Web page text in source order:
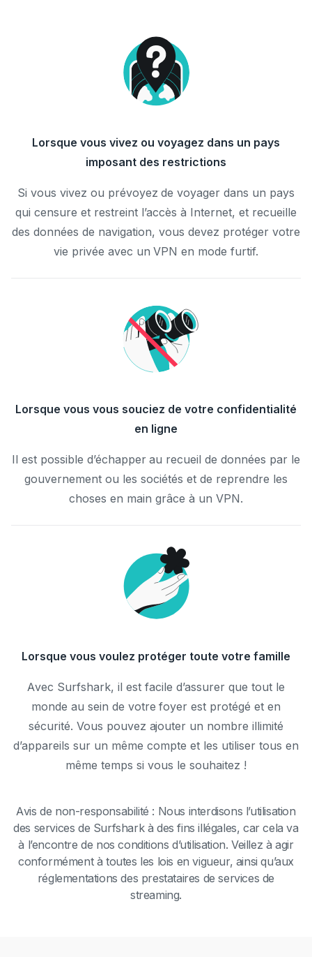
Lorsque vous vivez ou voyagez dans un pays
imposant des restrictions
Si vous vivez ou prévoyez de voyager dans un pays
qui censure et restreint l’accès à Internet, et recueille
des données de navigation, vous devez protéger votre
vie privée avec un VPN en mode furtif.
Lorsque vous vous souciez de votre confidentialité
en ligne
Il est possible d’échapper au recueil de données par le
gouvernement ou les sociétés et de reprendre les
choses en main grâce à un VPN.
Lorsque vous voulez protéger toute votre famille
Avec Surfshark, il est facile d’assurer que tout le
monde au sein de votre foyer est protégé et en
sécurité. Vous pouvez ajouter un nombre illimité
d’appareils sur un même compte et les utiliser tous en
même temps si vous le souhaitez !
Avis de non-responsabilité : Nous interdisons l’utilisation
des services de Surfshark à des fins illégales, car cela va
à l’encontre de nos conditions d’utilisation. Veillez à agir
conformément à toutes les lois en vigueur, ainsi qu’aux
réglementations des prestataires de services de
streaming.